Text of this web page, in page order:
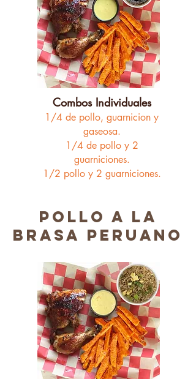
Combos Individuales
1/4 de pollo, guarnicion y
gaseosa.
1/4 de pollo y 2
guarniciones.
1/2 pollo y 2 guarniciones.
POLLO A LA
BRASA PERUANO